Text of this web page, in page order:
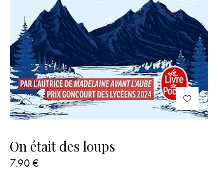
On était des loups
7.90 €